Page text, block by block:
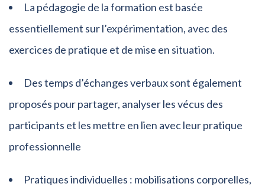
La pédagogie de la formation est basée
essentiellement sur l’expérimentation, avec des
exercices de pratique et de mise en situation.
Des temps d’échanges verbaux sont également
proposés pour partager, analyser les vécus des
participants et les mettre en lien avec leur pratique
professionnelle
Pratiques individuelles : mobilisations corporelles,